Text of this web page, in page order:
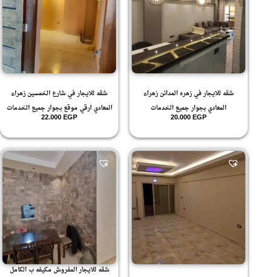
شقه للايجار في زهره المدائن زهراء
المعادي بجوار جميع الخدمات
20.000EGP
شقه للايجار في شارع الخمسين زهراء
المعادي ارقي موقع بجوار جميع الخدمات
22.000EGP
شقه للايجار المفروش مكيفه ب الكامل